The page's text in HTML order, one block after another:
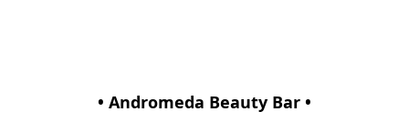
• Andromeda Beauty Bar •